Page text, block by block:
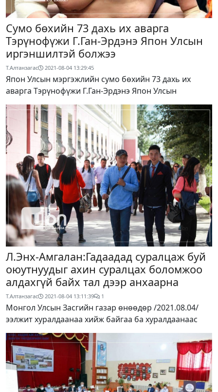
Сумо бөхийн 73 дахь их аварга
Тэрүнофүжи Г.Ган-Эрдэнэ Япон Улсын
иргэншилтэй болжээ
Т.Алтанзагас 2021-08-04 13:29:45
Япон Улсын мэргэжлийн сумо бөхийн 73 дахь их
аварга Тэрүнофүжи Г.Ган-Эрдэнэ Япон Улсын
Л.Энх-Амгалан:Гадаадад суралцаж буй
оюутнуудыг ахин суралцах боломжоо
алдахгүй байх тал дээр анхаарна
Т.Алтанзагас 2021-08-04 13:11:39 1
Монгол Улсын Засгийн газар өнөөдөр /2021.08.04/
ээлжит хуралдаанаа хийж байгаа ба хуралдаанаас